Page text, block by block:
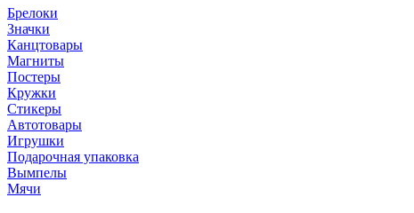
Брелоки
Значки
Канцтовары
Магниты
Постеры
Кружки
Стикеры
Автотовары
Игрушки
Подарочная упаковка
Вымпелы
Мячи